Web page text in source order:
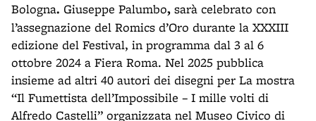
Bologna. Giuseppe Palumbo, sarà celebrato con
l’assegnazione del Romics d’Oro durante la XXXIII
edizione del Festival, in programma dal 3 al 6
ottobre 2024 a Fiera Roma. Nel 2025 pubblica
insieme ad altri 40 autori dei disegni per La mostra
“Il Fumettista dell’Impossibile – I mille volti di
Alfredo Castelli” organizzata nel Museo Civico di